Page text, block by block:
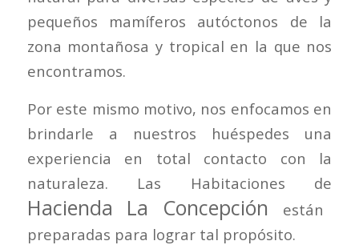
pequeños mamíferos autóctonos de la
zona montañosa y tropical en la que nos
encontramos.
Por este mismo motivo, nos enfocamos en
brindarle a nuestros huéspedes una
experiencia en total contacto con la
naturaleza. Las Habitaciones de
Hacienda La Concepción
están
preparadas para lograr tal propósito.